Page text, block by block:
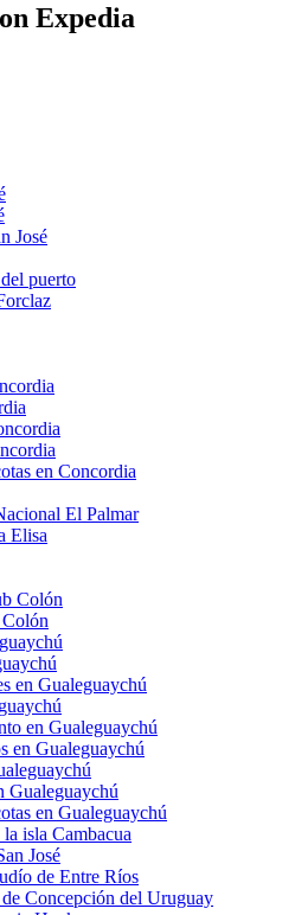
Expedia
José
puerto
en Concordia
El Palmar
Elisa
Colón
en Gualeguaychú
en Gualeguaychú
en Gualeguaychú
Gualeguaychú
en Gualeguaychú
isla Cambacua
José
de Entre Ríos
Concepción del Uruguay